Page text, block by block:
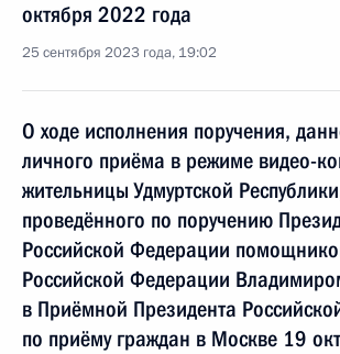
октября 2022 года
25 сентября 2023 года, 19:02
О ходе исполнения поручения,
личного приёма в режиме видео-
жительницы Удмуртской
проведённого по поручению
Российской Федерации
Российской Федерации
в Приёмной Президента
по приёму граждан в Москве 19